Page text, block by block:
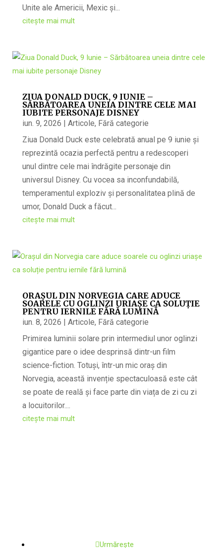
Unite ale Americii, Mexic și...
citește mai mult
ZIUA DONALD DUCK, 9 IUNIE –
SĂRBĂTOAREA UNEIA DINTRE CELE MAI
IUBITE PERSONAJE DISNEY
iun. 9, 2026 | Articole, Fără categorie
Ziua Donald Duck este celebrată anual pe 9 iunie și
reprezintă ocazia perfectă pentru a redescoperi
unul dintre cele mai îndrăgite personaje din
universul Disney. Cu vocea sa inconfundabilă,
temperamentul exploziv și personalitatea plină de
umor, Donald Duck a făcut...
citește mai mult
ORAȘUL DIN NORVEGIA CARE ADUCE
SOARELE CU OGLINZI URIAȘE CA SOLUȚIE
PENTRU IERNILE FĂRĂ LUMINĂ
iun. 8, 2026 | Articole, Fără categorie
Primirea luminii solare prin intermediul unor oglinzi
gigantice pare o idee desprinsă dintr-un film
science-fiction. Totuși, într-un mic oraș din
Norvegia, această invenție spectaculoasă este cât
se poate de reală și face parte din viața de zi cu zi
a locuitorilor....
citește mai mult
Urmărește